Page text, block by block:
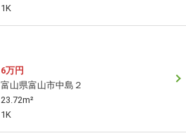
1K
6万円
富山県富山市中島２
23.72m²
1K